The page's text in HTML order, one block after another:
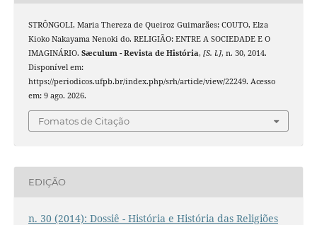
STRÔNGOLI, Maria Thereza de Queiroz Guimarães; COUTO, Elza
Kioko Nakayama Nenoki do. RELIGIÃO: ENTRE A SOCIEDADE E O
IMAGINÁRIO. Sæculum - Revista de História, [S. l.], n. 30, 2014.
Disponível em:
https://periodicos.ufpb.br/index.php/srh/article/view/22249. Acesso
em: 9 ago. 2026.
Fomatos de Citação
EDIÇÃO
n. 30 (2014): Dossiê - História e História das Religiões